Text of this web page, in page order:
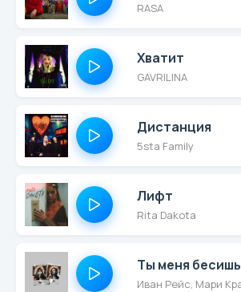
RASA
Хватит
GAVRILINA
Дистанция
5sta Family
Лифт
Rita Dakota
Ты меня бесишь